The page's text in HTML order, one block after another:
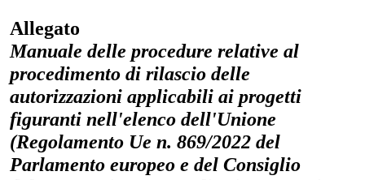
Allegato
Manuale delle procedure relative al
procedimento di rilascio delle
autorizzazioni applicabili ai progetti
figuranti nell'elenco dell'Unione
(Regolamento Ue n. 869/2022 del
Parlamento europeo e del Consiglio